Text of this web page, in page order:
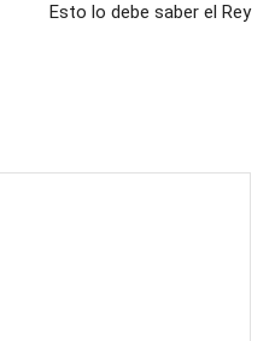
Esto lo debe saber el Rey